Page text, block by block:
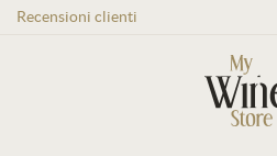
Recensioni clienti